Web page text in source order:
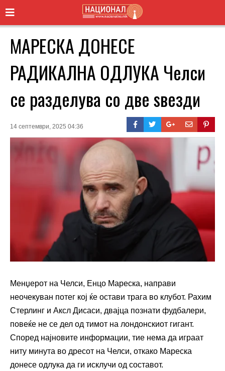
МАРЕСКА ДОНЕСЕ
РАДИКАЛНА ОДЛУКА Челси
се разделува со две ѕвезди
14 септември, 2025 04:36
Менџерот на Челси, Енцо Мареска, направи
неочекуван потег кој ќе остави трага во клубот. Рахим
Стерлинг и Аксл Дисаси, двајца познати фудбалери,
повеќе не се дел од тимот на лондонскиот гигант.
Според најновите информации, тие нема да играат
ниту минута во дресот на Челси, откако Мареска
донесе одлука да ги исклучи од составот.